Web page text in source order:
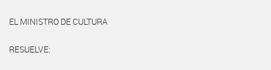
EL MINISTRO DE CULTURA
RESUELVE: